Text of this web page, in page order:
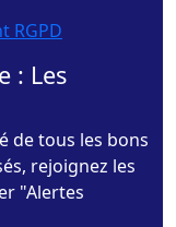
RGPD
: Les
de tous les bons
rejoignez les
"Alertes